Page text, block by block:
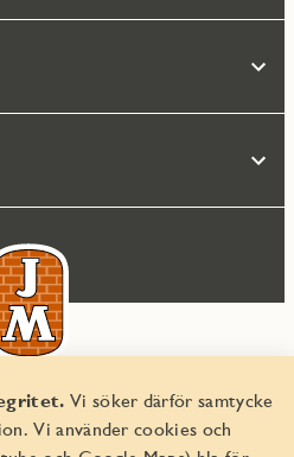
Vi söker därför samtycke
Vi använder cookies och
AB 2026
556045-2103